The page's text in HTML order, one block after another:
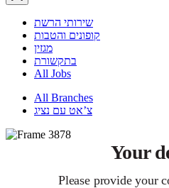
שירותי הרשת
קופונים והטבות
מגזין
בתקשורת
All Jobs
All Branches
צ’אט עם נציג
Your
Please provide your